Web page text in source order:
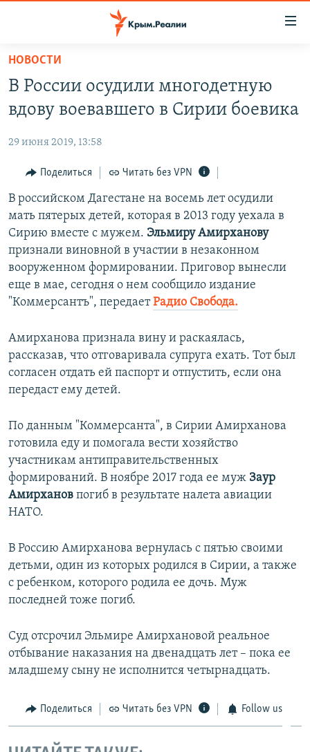
Вернуться
основному
содержанию
Вернутся
навигации
Вернутся
поиску
КАРТА ВОЕННЫХ ОБЪЕКТОВ КРЫМА
11 ЛЕТ ОККУПАЦИИ КРЫМА. 11 ИСТОРИЙ СОПРОТИВЛЕНИЯ
ИСТОРИЯ
ЕЩЕ
ИНТЕРАКТИВ
ИНФОГРАФИКА
ТЕЛЕПРОЕКТ КРЫМ.РЕАЛИИ
СОВЕТЫ ПРАВОЗАЩИТНИКОВ
ПРОПАВШИЕ БЕЗ ВЕСТИ
КРЫМ.НЕПОКОРЕННЫЙ
ELIFBE
УКРАИНСКАЯ ПРОБЛЕМА КРЫМА
РАДІО СВОБОДА
КАК ОБОЙТИ БЛОКИРОВКУ
Українською
Qırımtatar
НОВОСТИ
В России осудили многодетную
вдову воевавшего в Сирии боевика
29 июня 2019, 13:58
Поделиться Читать без VPN
В российском Дагестане на восемь лет осудили
мать пятерых детей, которая в 2013 году уехала в
Сирию вместе с мужем. Эльмиру Амирханову
признали виновной в участии в незаконном
вооруженном формировании. Приговор вынесли
еще в мае, сегодня о нем сообщило издание
"Коммерсантъ", передаетРадио Свобода.
Амирханова признала вину и раскаялась,
рассказав, что отговаривала супруга ехать. Тот был
согласен отдать ей паспорт и отпустить, если она
передаст ему детей.
По данным "Коммерсанта", в Сирии Амирханова
готовила еду и помогала вести хозяйство
участникам антиправительственных
формирований. В ноябре 2017 года ее муж Заур
Амирханов погиб в результате налета авиации
НАТО.
В Россию Амирханова вернулась с пятью своими
детьми, один из которых родился в Сирии, а также
с ребенком, которого родила ее дочь. Муж
последней тоже погиб.
Суд отсрочил Эльмире Амирхановой реальное
отбывание наказания на двенадцать лет – пока ее
младшему сыну не исполнится четырнадцать.
Поделиться Читать без VPN Follow us